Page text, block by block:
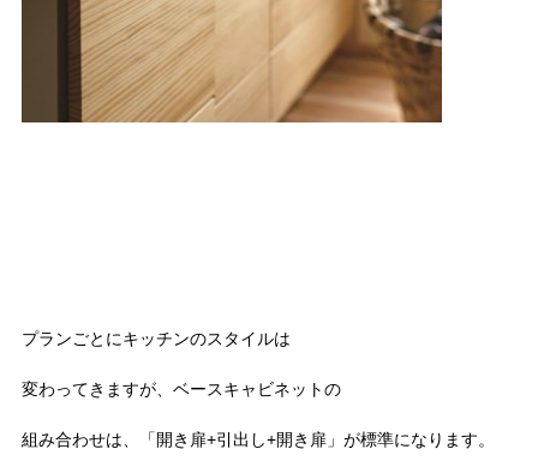
プランごとにキッチンのスタイルは
変わってきますが、ベースキャビネットの
組み合わせは、「開き扉+引出し+開き扉」が標準になります。